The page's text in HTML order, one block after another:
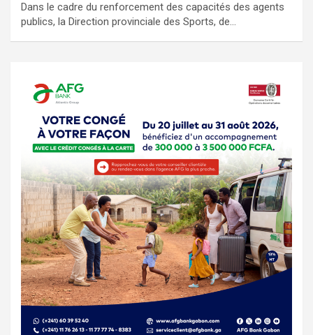
Dans le cadre du renforcement des capacités des agents
publics, la Direction provinciale des Sports, de…